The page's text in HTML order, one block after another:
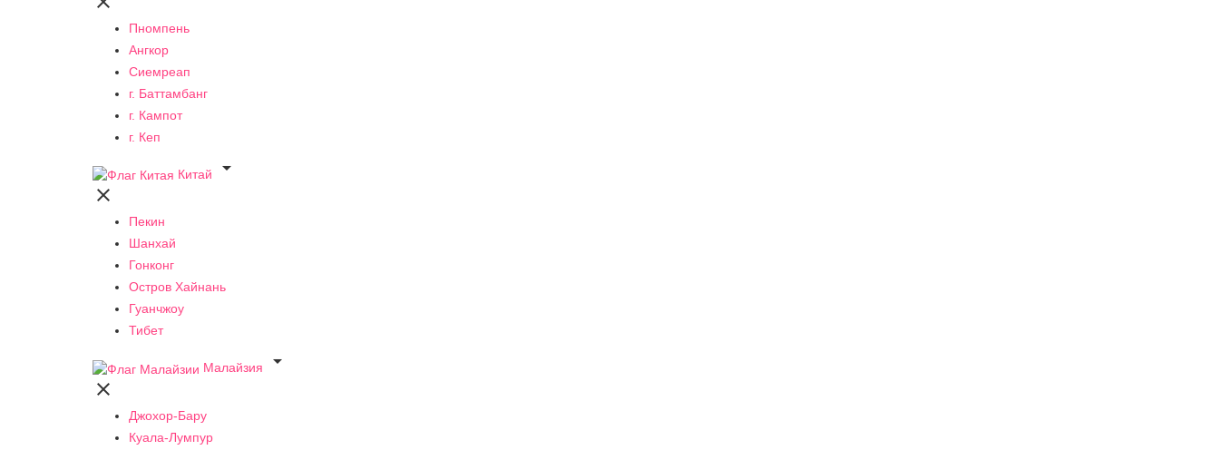
Пномпень
Ангкор
Сиемреап
г. Баттамбанг
г. Кампот
г. Кеп
Китай


Пекин
Шанхай
Гонконг
Остров Хайнань
Гуанчжоу
Тибет
Малайзия


Джохор-Бару
Куала-Лумпур